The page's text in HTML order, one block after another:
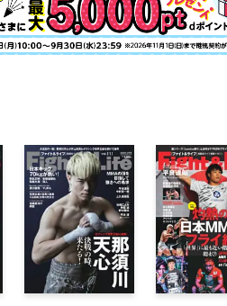
次戦での引退を表明、ロッタン
武尊でロッタンに勝って終わる」
海人×笠原弘希 海人SB卒業、そし
久井大夢「ロムイサーンに負けた
有川直毅 カルロス・モタと
山田真子 代々木第二でKihoと決
KNOCK OUT代表 山口元気 ビッ
倉本成春師範が提唱する“危機回